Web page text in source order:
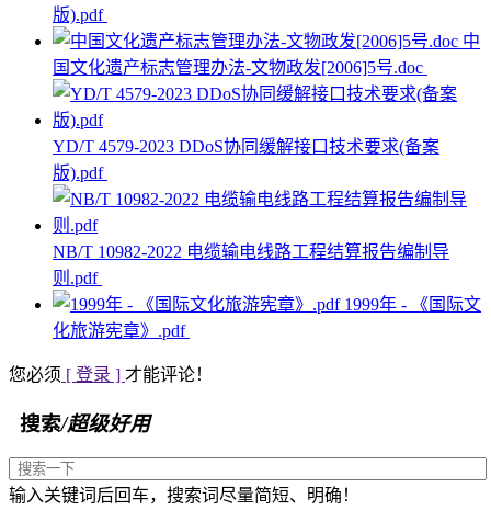
版).pdf
中
国文化遗产标志管理办法-文物政发[2006]5号.doc
YD/T 4579-2023 DDoS协同缓解接口技术要求(备案
版).pdf
NB/T 10982-2022 电缆输电线路工程结算报告编制导
则.pdf
1999年 - 《国际文
化旅游宪章》.pdf
您必须 [ 登录 ] 才能评论！
搜索/超级好用
输入关键词后回车，搜索词尽量简短、明确！